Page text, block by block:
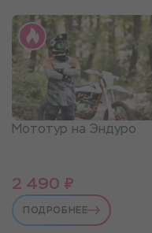
Мототур на Эндуро
2 490 ₽
ПОДРОБНЕЕ